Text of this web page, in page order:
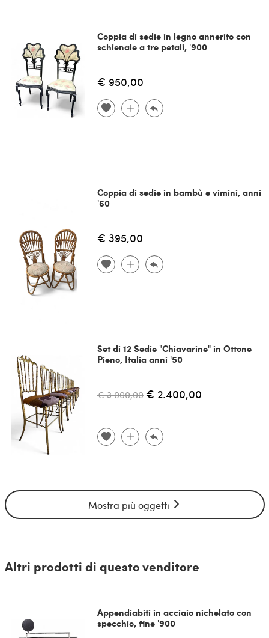
Coppia di sedie in legno annerito con
schienale a tre petali, '900
€ 950,00
Coppia di sedie in bambù e vimini, anni
'60
€ 395,00
Set di 12 Sedie "Chiavarine" in Ottone
Pieno, Italia anni '50
€ 3.000,00 € 2.400,00
Mostra più oggetti
Altri prodotti di questo venditore
Appendiabiti in acciaio nichelato con
specchio, fine '900